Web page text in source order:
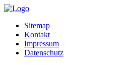
Sitemap
Kontakt
Impressum
Datenschutz